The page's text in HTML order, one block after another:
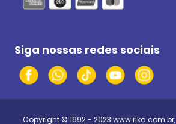
Siga nossas redes sociais
Copyright © 1992 - 2023 www.rika.com.br